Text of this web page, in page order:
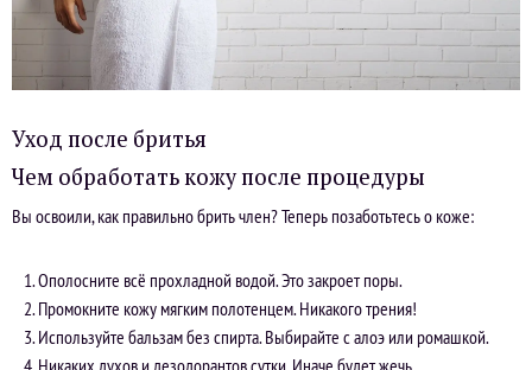
Уход после бритья
Чем обработать кожу после процедуры
Вы освоили, как правильно брить член? Теперь позаботьтесь о коже:
Ополосните всё прохладной водой. Это закроет поры.
Промокните кожу мягким полотенцем. Никакого трения!
Используйте бальзам без спирта. Выбирайте с алоэ или ромашкой.